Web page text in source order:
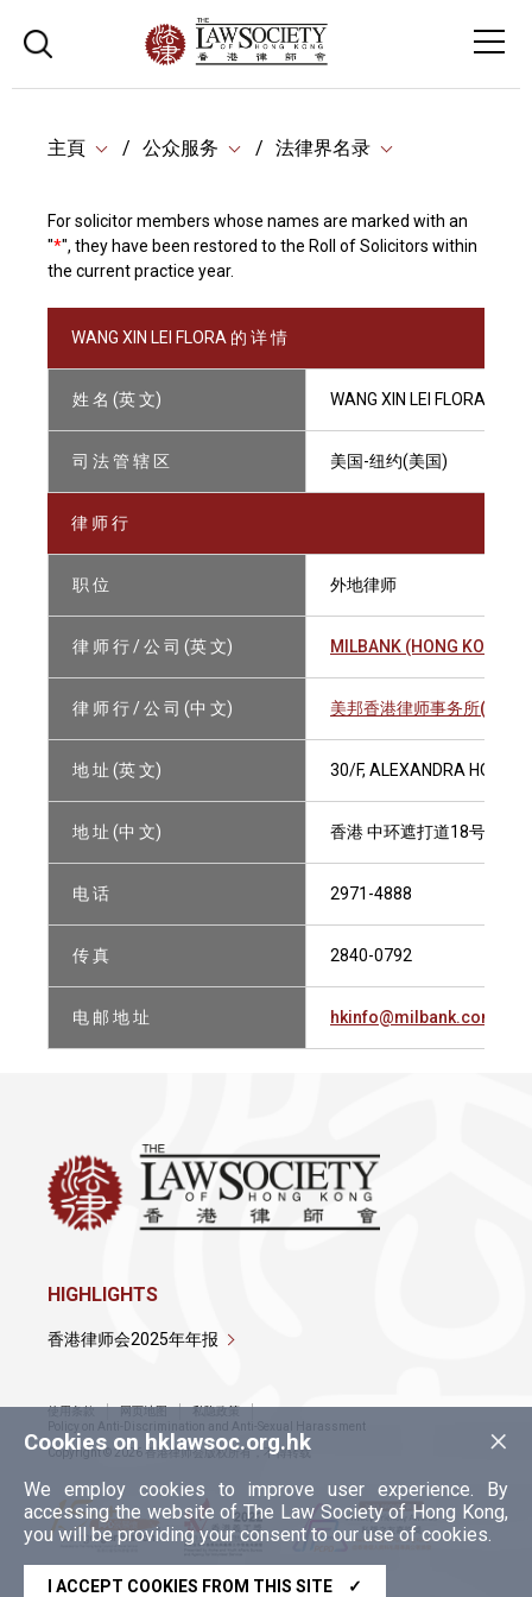
主頁 公众服务 法律界名录
For solicitor members whose names are marked with an
"*", they have been restored to the Roll of Solicitors within
the current practice year.
WANG XIN LEI FLORA 的 详 情
姓 名 (英 文) WANG XIN LEI FLORA
司 法 管 辖 区 美国-纽约(美国)
律 师 行
职 位 外地律师
律 师 行 / 公 司 (英 文) MILBANK (HONG KONG)
律 师 行 / 公 司 (中 文) 美邦香港律师事务所(有限
地 址 (英 文) 30/F, ALEXANDRA HOUSE,
地 址 (中 文) 香港 中环遮打道18号 历山
电 话 2971-4888
传 真 2840-0792
电 邮 地 址 hkinfo@milbank.com
×
Cookies on hklawsoc.org.hk
We employ cookies to improve user experience. By
accessing the website of The Law Society of Hong Kong,
you will be providing your consent to our use of cookies.
I ACCEPT COOKIES FROM THIS SITE ✓
HIGHLIGHTS
香港律师会2025年年报
使用条款 网页地图
私隐政策
Policy on Anti-Discrimination and Anti-Sexual Harassment
Copyright © 2026 香港律师会版权所有，不得转载